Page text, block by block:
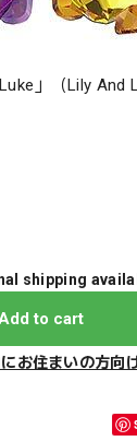
」（Lily And
shipping
to cart
お住まいの方向